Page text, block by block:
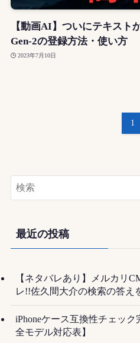
【動画AI】ついにテキスト
Gen-2の登録方法・使い方
2023年7月10日
1
最近の投稿
【ネタバレあり】メルカリ
レ!!佐久間大介の検索の答え
iPhoneケース互換性チェック
全モデル対応表】